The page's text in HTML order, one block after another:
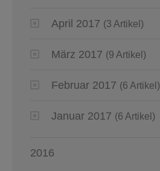
April 2017 (3 Artikel)
März 2017 (9 Artikel)
Februar 2017 (6 Artikel)
Januar 2017 (6 Artikel)
2016